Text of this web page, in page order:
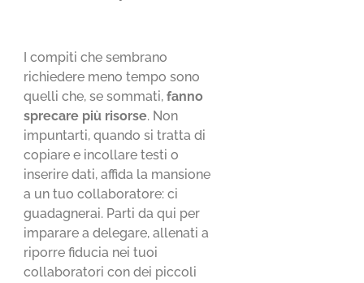
I compiti che sembrano
richiedere meno tempo sono
quelli che, se sommati,fanno
sprecare più risorse. Non
impuntarti, quando si tratta di
copiare e incollare testi o
inserire dati, affida la mansione
a un tuo collaboratore: ci
guadagnerai. Parti da qui per
imparare a delegare, allenati a
riporre fiducia nei tuoi
collaboratori con dei piccoli